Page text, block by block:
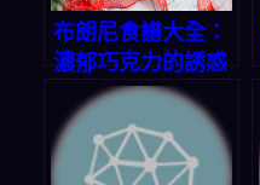
布朗尼食譜大全：
濃郁巧克力的誘惑